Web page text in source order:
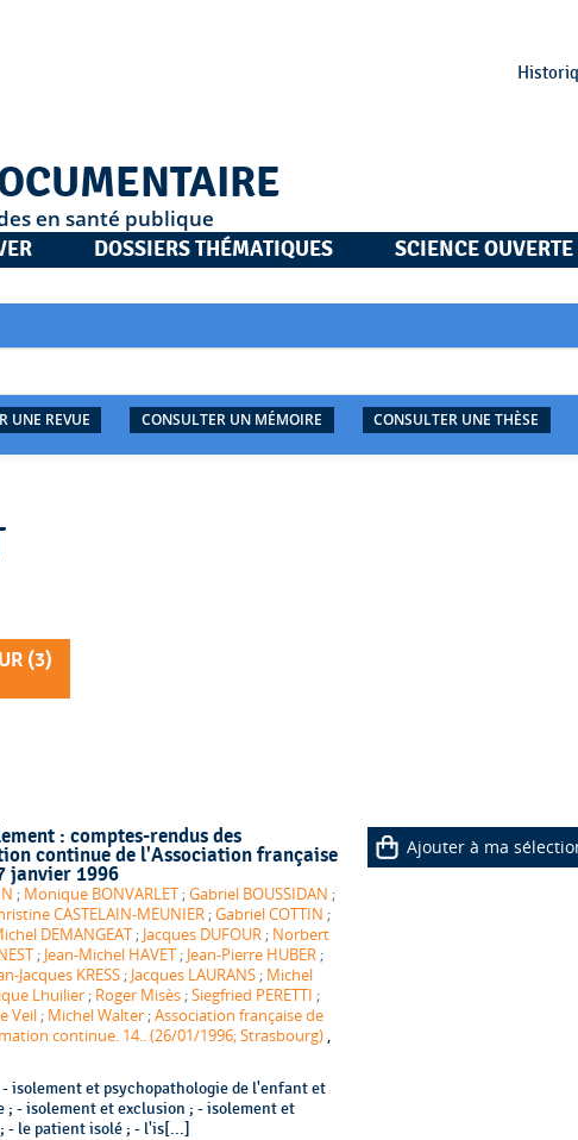
en santé publique
DOSSIERS THÉMATIQUES SCIENCE OUVERTE
UNE REVUE CONSULTER UN MÉMOIRE CONSULTER UNE THÈSE
(3)
: comptes-rendus des
continue de l'Association française
janvier 1996
; Monique BONVARLET ;Gabriel BOUSSIDAN ;
CASTELAIN-MEUNIER ;Gabriel COTTIN ;
DEMANGEAT ; Jacques DUFOUR ; Norbert
; Jean-Michel HAVET ; Jean-Pierre HUBER ;
Jacques KRESS ; Jacques LAURANS ; Michel
Lhuilier ; Roger Misès ;Siegfried PERETTI ;
Veil ; Michel Walter ;Association française de
continue. 14.. (26/01/1996; Strasbourg)
isolement et psychopathologie de l'enfant et
; - isolement et exclusion ; - isolement et
- le patient isolé ; - l'is[...]
Ajouter à ma